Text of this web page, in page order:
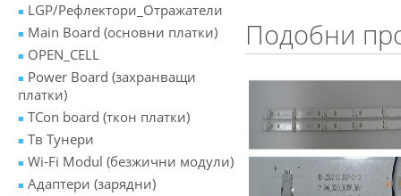
LGP/Рефлектори_Отражатели
Main Board (основни платки)
OPEN_CELL
Power Board (захранващи
платки)
TCon board (ткон платки)
Tв Тунери
Wi-Fi Modul (безжични модули)
Адаптери (зарядни)
Подобни